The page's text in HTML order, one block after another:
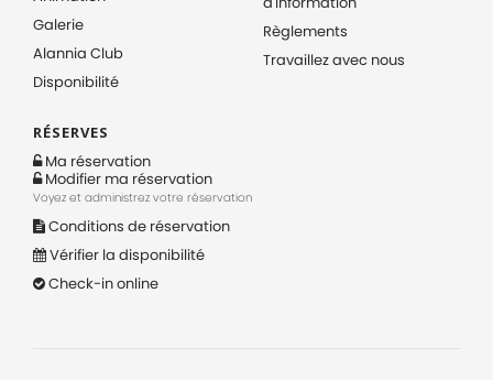
Galerie
Alannia Club
Disponibilité
Règlements
Travaillez avec nous
RÉSERVES
Ma réservation
Modifier ma réservation
Voyez et administrez votre réservation
Conditions de réservation
Vérifier la disponibilité
Check-in online